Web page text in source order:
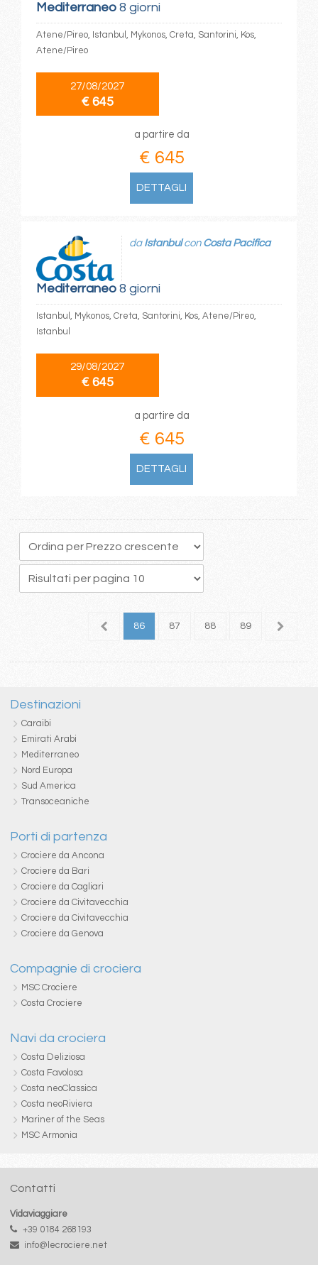
Mediterraneo8 giorni
Atene/Pireo, Istanbul, Mykonos, Creta, Santorini, Kos,
Atene/Pireo
27/08/2027
€ 645
a partire da
€ 645
DETTAGLI
Mediterraneo8 giorni
da Istanbulcon Costa Pacifica
Istanbul, Mykonos, Creta, Santorini, Kos, Atene/Pireo,
Istanbul
29/08/2027
€ 645
a partire da
€ 645
DETTAGLI
85 86 87 88 89 90
Destinazioni
Caraibi
Emirati Arabi
Mediterraneo
Nord Europa
Sud America
Transoceaniche
Porti di partenza
Crociere da Ancona
Crociere da Bari
Crociere da Cagliari
Crociere da Civitavecchia
Crociere da Civitavecchia
Crociere da Genova
Compagnie di crociera
MSC Crociere
Costa Crociere
Navi da crociera
Costa Deliziosa
Costa Favolosa
Costa neoClassica
Costa neoRiviera
Mariner of the Seas
MSC Armonia
Contatti
Vidaviaggiare
+39 0184 268193
info@lecrociere.net